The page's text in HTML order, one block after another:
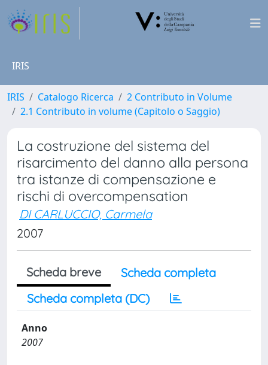
IRIS
IRIS Catalogo Ricerca
2 Contributo in Volume
2.1 Contributo in volume (Capitolo o Saggio)
La costruzione del sistema del
risarcimento del danno alla persona
tra istanze di compensazione e
rischi di overcompensation
DI CARLUCCIO, Carmela
2007
Scheda breve
Scheda completa
Scheda completa (DC)
Anno
2007